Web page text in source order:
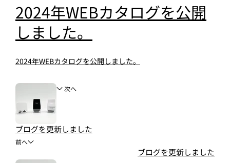
2024年WEBカタログを公開
しました。
2024年WEBカタログを公開しました。
次へ
ブログを更新しました
前へ
ブログを更新しました